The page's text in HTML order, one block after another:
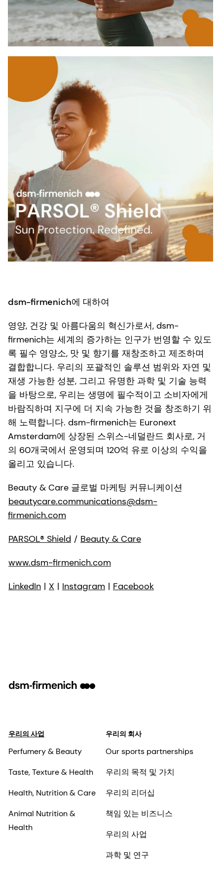
dsm-firmenich에 대하여
영양, 건강 및 아름다움의 혁신가로서, dsm-
firmenich는 세계의 증가하는 인구가 번영할 수 있도
록 필수 영양소, 맛 및 향기를 재창조하고 제조하며
결합합니다. 우리의 포괄적인 솔루션 범위와 자연 및
재생 가능한 성분, 그리고 유명한 과학 및 기술 능력
을 바탕으로, 우리는 생명에 필수적이고 소비자에게
바람직하며 지구에 더 지속 가능한 것을 창조하기 위
해 노력합니다. dsm-firmenich는 Euronext
Amsterdam에 상장된 스위스-네덜란드 회사로, 거
의 60개국에서 운영되며 120억 유로 이상의 수익을
올리고 있습니다.
Beauty & Care 글로벌 마케팅 커뮤니케이션
beautycare.communications@dsm-
firmenich.com
PARSOL® Shield / Beauty & Care
www.dsm-firmenich.com
LinkedIn | X | Instagram | Facebook
우리의 사업
Perfumery & Beauty
Taste, Texture & Health
Health, Nutrition & Care
Animal Nutrition &
Health
우리의 회사
Our sports partnerships
우리의 목적 및 가치
우리의 리더십
책임 있는 비즈니스
우리의 사업
과학 및 연구